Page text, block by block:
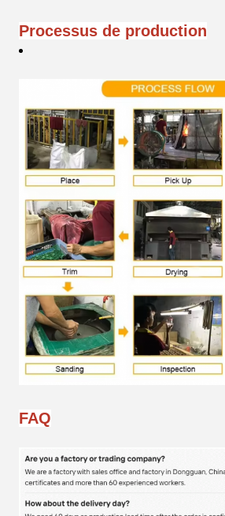
Processus de production
FAQ